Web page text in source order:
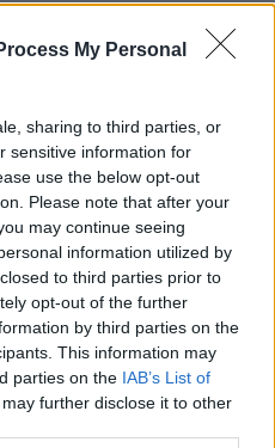
My Personal
sharing to third parties, or
sensitive information for
use the below opt-out
Please note that after your
may continue seeing
information utilized by
to third parties prior to
opt-out of the further
by third parties on the
This information may
parties on the IAB’s List of
further disclose it to other
Třemšínem zahájí plesovou
sezónu tradičním plesem
na Příbramsku nabízí
Horší voda je jen na